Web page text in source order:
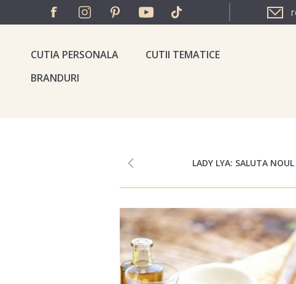
CUTIA PERSONALA
CUTII TEMATICE
BRANDURI
LADY LYA: SALUTA